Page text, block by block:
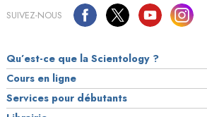
SUIVEZ-NOUS
Qu’est-ce que la Scientology ?
Cours en ligne
Services pour débutants